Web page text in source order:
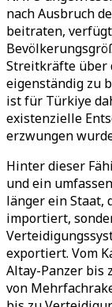
nach Ausbruch
beitraten,
Streitkräfte über
eigenständig zu
ist für Türkiye
existenzielle
erzwungen
Hinter dieser
und ein
länger ein Staat,
importiert,
exportiert. Vom
Altay-Panzer bis
von